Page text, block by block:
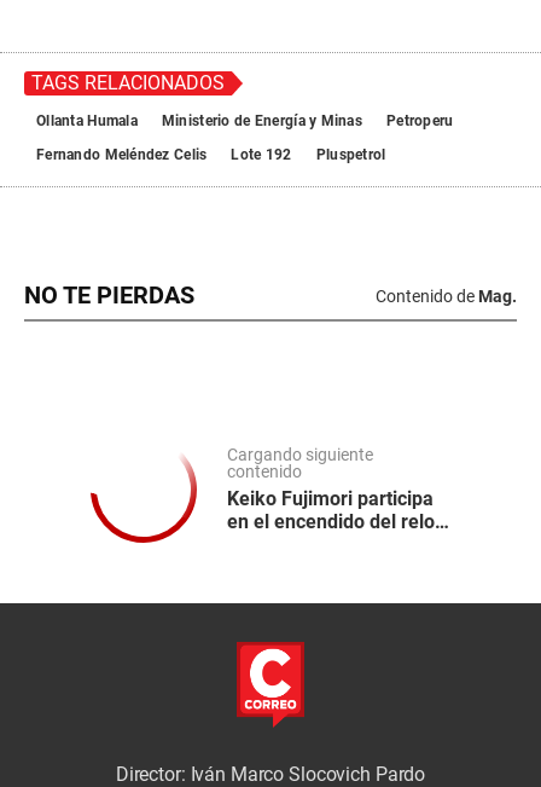
TAGS RELACIONADOS
Ollanta Humala Ministerio de Energía y Minas
Petroperu
Fernando Meléndez Celis
Lote 192 Pluspetrol
NO TE PIERDAS Contenido de Mag.
Cargando siguiente
contenido
Keiko Fujimori participa
en el encendido del reloj
Director: Iván Marco Slocovich Pardo